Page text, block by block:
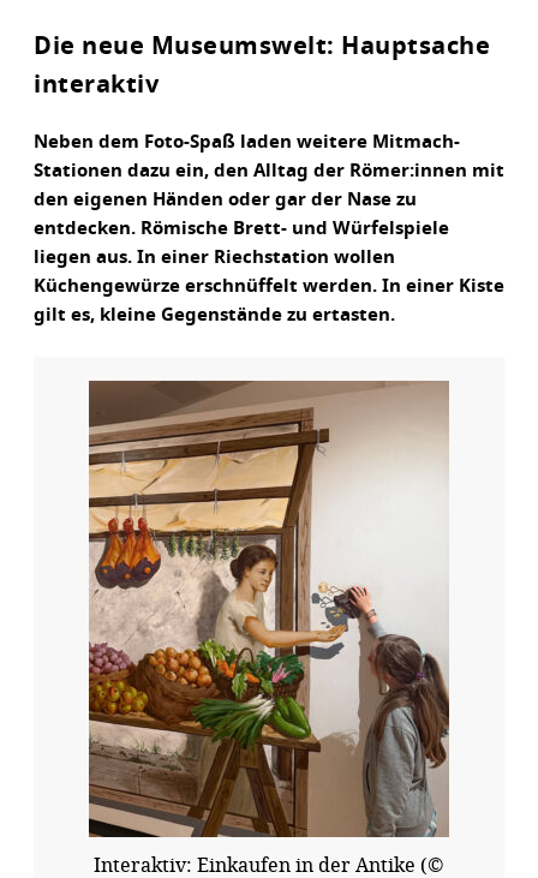
Die neue Museumswelt: Hauptsache
interaktiv
Neben dem Foto-Spaß laden weitere Mitmach-
Stationen dazu ein, den Alltag der Römer:innen mit
den eigenen Händen oder gar der Nase zu
entdecken. Römische Brett- und Würfelspiele
liegen aus. In einer Riechstation wollen
Küchengewürze erschnüffelt werden. In einer Kiste
gilt es, kleine Gegenstände zu ertasten.
Interaktiv: Einkaufen in der Antike (©